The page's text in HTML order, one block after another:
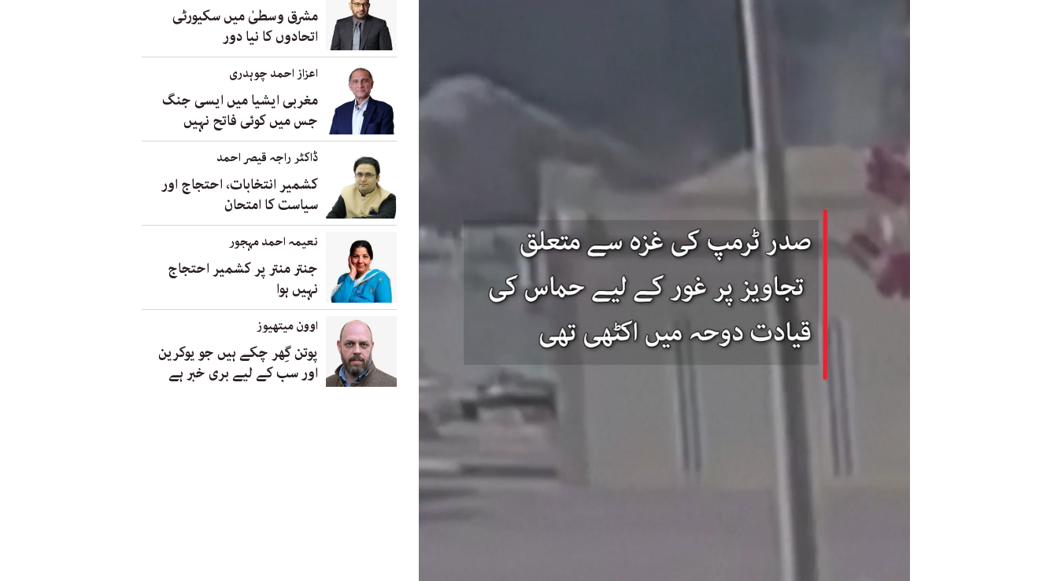
مشرق وسطیٰ میں سکیورٹی
اتحادوں کا نیا دور
اعزاز احمد چوہدری
مغربی ایشیا میں ایسی جنگ
جس میں کوئی فاتح نہیں
ڈاکٹر راجہ قیصر احمد
کشمیر انتخابات، احتجاج اور
سیاست کا امتحان
نعیمہ احمد مہجور
جنتر منتر پر کشمیر احتجاج
نہیں ہوا
اوون میتھیوز
پوتن گِھر چکے ہیں جو یوکرین
اور سب کے لیے بری خبر ہے